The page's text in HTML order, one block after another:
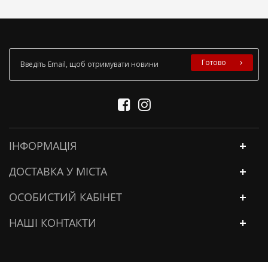
Готово
ІНФОРМАЦІЯ
ДОСТАВКА У МІСТА
ОСОБИСТИЙ КАБІНЕТ
НАШІ КОНТАКТИ